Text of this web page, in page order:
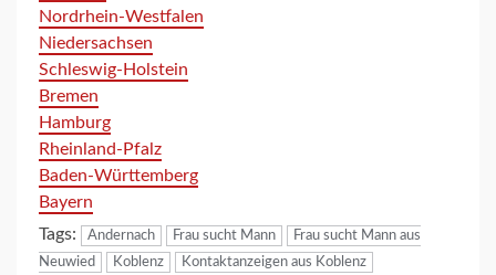
Nordrhein-Westfalen
Niedersachsen
Schleswig-Holstein
Bremen
Hamburg
Rheinland-Pfalz
Baden-Württemberg
Bayern
Tags:
Andernach Frau sucht Mann
Frau sucht Mann aus
Neuwied
Koblenz
Kontaktanzeigen aus Koblenz